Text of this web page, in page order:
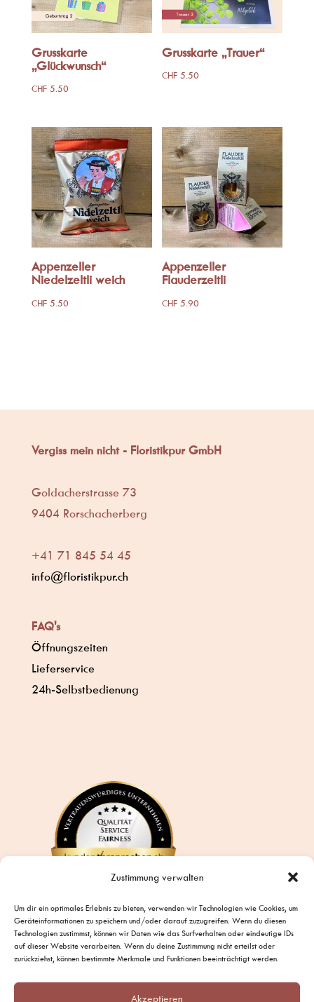
Zustimmung verwalten
Um dir ein optimales Erlebnis zu bieten, verwenden wir Technologien wie Cookies, um
Geräteinformationen zu speichern und/oder darauf zuzugreifen. Wenn du diesen
Technologien zustimmst, können wir Daten wie das Surfverhalten oder eindeutige IDs
auf dieser Website verarbeiten. Wenn du deine Zustimmung nicht erteilst oder
zurückziehst, können bestimmte Merkmale und Funktionen beeinträchtigt werden.
Akzeptieren
Grusskarte
„Glückwunsch“
CHF5.50
Grusskarte „Trauer“
CHF 5.50
Appenzeller
Niedelzeltli weich
CHF5.50
Appenzeller
Flauderzeltli
CHF 5.90
Vergiss mein nicht - Floristikpur GmbH
Goldacherstrasse 73
9404 Rorschacherberg
+41 71 845 54 45
info@floristikpur.ch
FAQ's
Öffnungszeiten
Lieferservice
24h-Selbstbedienung